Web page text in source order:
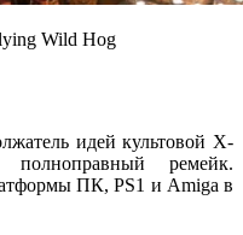
Wild Hog
идей культовой X-
ремейк.
ПК, PS1 и Amiga в